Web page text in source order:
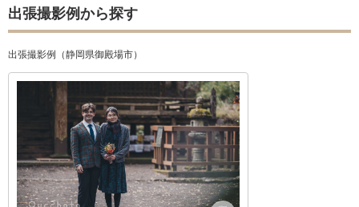
出張撮影例から探す
出張撮影例（静岡県御殿場市）